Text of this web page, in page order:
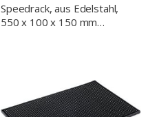
Speedrack, aus Edelstahl,
550 x 100 x 150 mm